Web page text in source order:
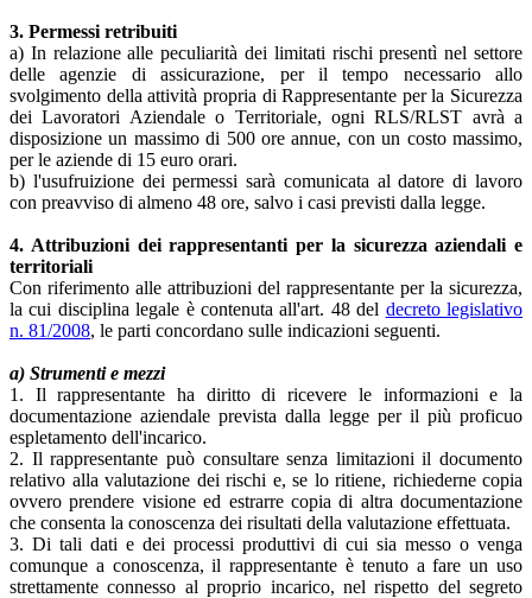
3. Permessi retribuiti
a) In relazione alle peculiarità dei limitati rischi presentì nel settore
delle agenzie di assicurazione, per il tempo necessario allo
svolgimento della attività propria di Rappresentante per la Sicurezza
dei Lavoratori Aziendale o Territoriale, ogni RLS/RLST avrà a
disposizione un massimo di 500 ore annue, con un costo massimo,
per le aziende di 15 euro orari.
b) l'usufruizione dei permessi sarà comunicata al datore di lavoro
con preavviso di almeno 48 ore, salvo i casi previsti dalla legge.
4. Attribuzioni dei rappresentanti per la sicurezza aziendali e
territoriali
Con riferimento alle attribuzioni del rappresentante per la sicurezza,
la cui disciplina legale è contenuta all'art. 48 del decreto legislativo
n. 81/2008, le parti concordano sulle indicazioni seguenti.
a) Strumenti e mezzi
1. Il rappresentante ha diritto di ricevere le informazioni e la
documentazione aziendale prevista dalla legge per il più proficuo
espletamento dell'incarico.
2. Il rappresentante può consultare senza limitazioni il documento
relativo alla valutazione dei rischi e, se lo ritiene, richiederne copia
ovvero prendere visione ed estrarre copia di altra documentazione
che consenta la conoscenza dei risultati della valutazione effettuata.
3. Di tali dati e dei processi produttivi di cui sia messo o venga
comunque a conoscenza, il rappresentante è tenuto a fare un uso
strettamente connesso al proprio incarico, nel rispetto del segreto